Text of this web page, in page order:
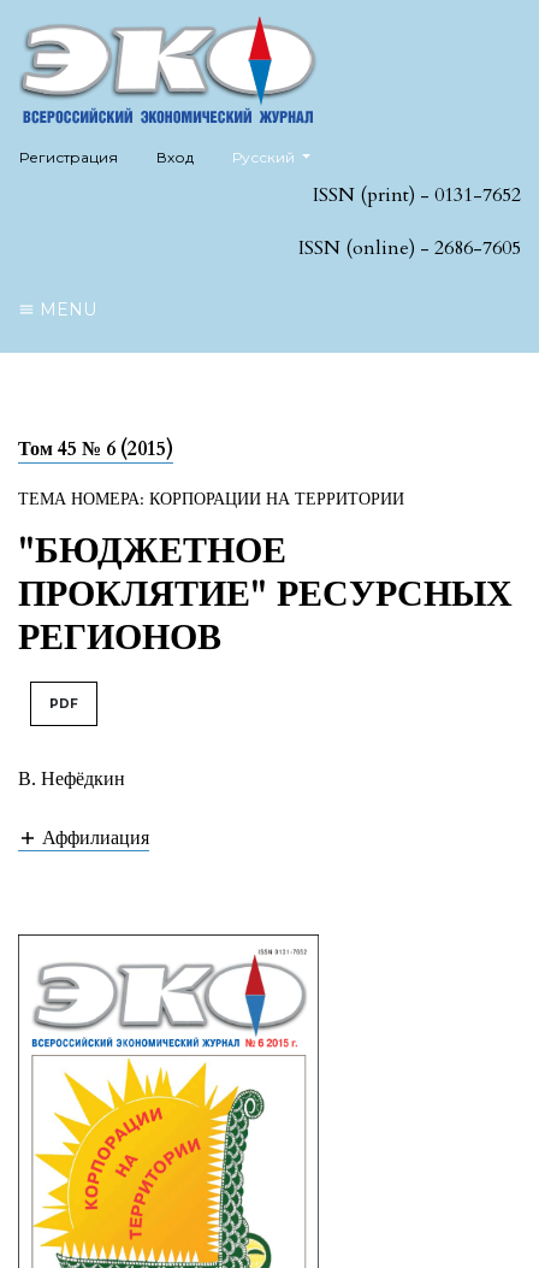
Регистрация Вход Русский
ISSN (print) - 0131-7652
ISSN (online) - 2686-7605
MENU
Том 45 № 6 (2015)
ТЕМА НОМЕРА: КОРПОРАЦИИ НА ТЕРРИТОРИИ
"БЮДЖЕТНОЕ
ПРОКЛЯТИЕ" РЕСУРСНЫХ
РЕГИОНОВ
PDF
В. Нефёдкин
Аффилиация